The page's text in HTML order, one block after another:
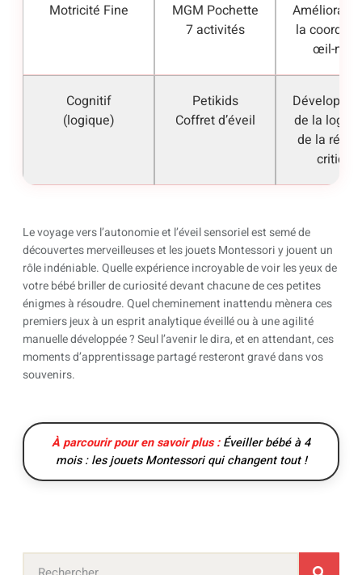
Motricité Fine
MGM Pochette
7 activités
la
œil-
Cognitif
(logique)
Petikids
Coffret d’éveil
de la
de la
critique
Le voyage vers l’autonomie et l’éveil sensoriel est semé de
découvertes merveilleuses et les jouets Montessori y jouent un
rôle indéniable. Quelle expérience incroyable de voir les yeux de
votre bébé briller de curiosité devant chacune de ces petites
énigmes à résoudre. Quel cheminement inattendu mènera ces
premiers jeux à un esprit analytique éveillé ou à une agilité
manuelle développée ? Seul l’avenir le dira, et en attendant, ces
moments d’apprentissage partagé resteront gravé dans vos
souvenirs.
À parcourir pour en savoir plus :Éveiller bébé à 4
mois : les jouets Montessori qui changent tout !